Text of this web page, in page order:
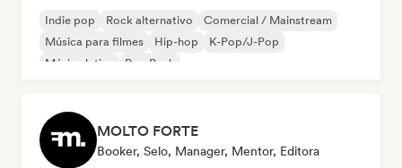
Indie pop Rock alternativo
Comercial / Mainstream
Música para filmes
Hip-hop
K-Pop/J-Pop
Música latina
Pop Punk
MOLTO FORTE
Booker, Selo, Manager, Mentor, Editora